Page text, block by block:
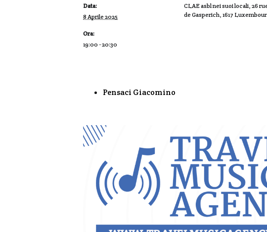
Data:
8 Aprile 2025
Ora:
19:00 - 20:30
CLAE asbl nei suoi locali, 26
de Gasperich, 1617
Pensaci Giacomino